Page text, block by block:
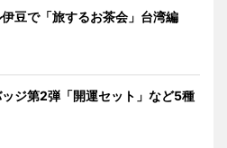
豆で「旅するお茶会」台湾編
ジ第2弾「開運セット」など5種